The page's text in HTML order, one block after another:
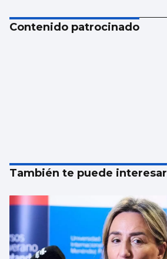
Contenido patrocinado
También te puede interesar